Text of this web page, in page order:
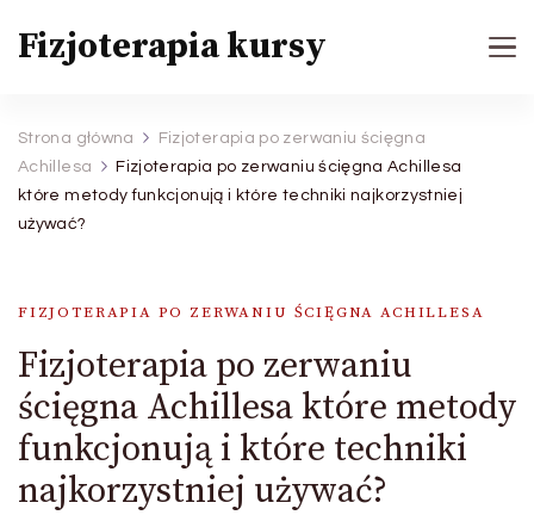
Fizjoterapia kursy
Strona główna
Fizjoterapia po zerwaniu ścięgna
Achillesa
Fizjoterapia po zerwaniu ścięgna Achillesa
które metody funkcjonują i które techniki najkorzystniej
używać?
FIZJOTERAPIA PO ZERWANIU ŚCIĘGNA ACHILLESA
Fizjoterapia po zerwaniu
ścięgna Achillesa które metody
funkcjonują i które techniki
najkorzystniej używać?